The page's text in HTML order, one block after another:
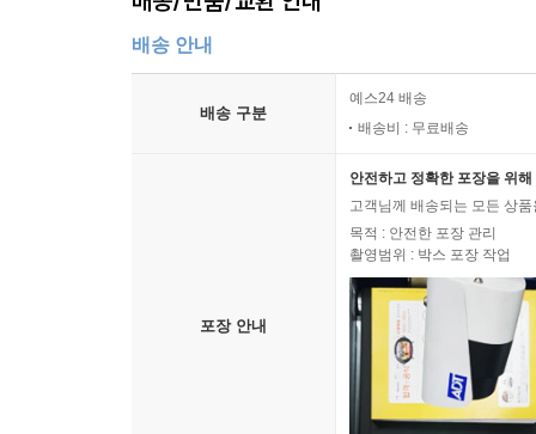
배송 안내
배송 구분
예스24 배송
배송비 : 무료배송
포장 안내
안전하고 정확한 포장을 위
고객님께 배송되는 모든 상
목적 : 안전한 포장 관리
촬영범위 : 박스 포장 작업